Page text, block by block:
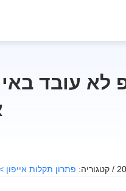
לא עובד
פתרון תקלות אייפון